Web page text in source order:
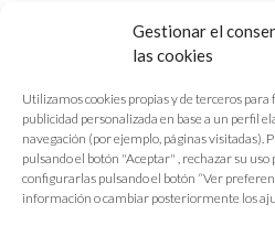
Gestionar el
las cookies
Utilizamos cookies propias y de terceros
publicidad personalizada en base a un perfil
navegación (por ejemplo, páginas visitadas).
pulsando el botón "Aceptar" , rechazar su
configurarlas pulsando el botón “Ver
información o cambiar posteriormente los
que desarrolla el Colegio de Arquitectos
E-mail *
Acepto lostérminos y condiciones de uso